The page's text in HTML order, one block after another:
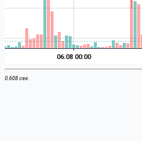
0.608 сек.